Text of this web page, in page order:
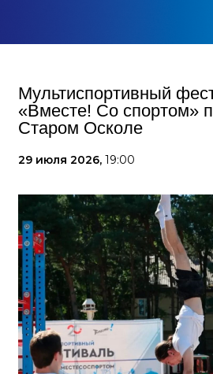
Мультиспортивный
«Вместе! Со спортом»
Старом Осколе
29 июля 2026, 19:00